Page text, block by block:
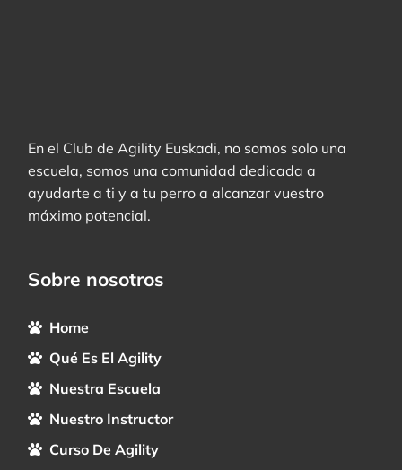
En el Club de Agility Euskadi, no somos solo una
escuela, somos una comunidad dedicada a
ayudarte a ti y a tu perro a alcanzar vuestro
máximo potencial.
Sobre nosotros
Home
Qué Es El Agility
Nuestra Escuela
Nuestro Instructor
Curso De Agility